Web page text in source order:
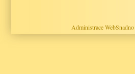
Administrace WebSnadno